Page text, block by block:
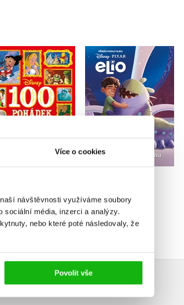
Více o cookies
návštěvnosti využíváme soubory
média, inzerci a analýzy.
nebo které poté následovaly, že
Povolit vše
- 100 pohádek
do postýlky
Kolektiv
Elio - Příběh podle
filmu
Kolektiv
299 Kč